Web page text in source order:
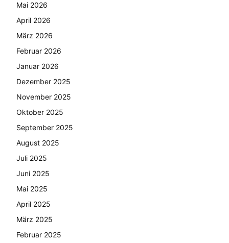
Mai 2026
April 2026
März 2026
Februar 2026
Januar 2026
Dezember 2025
November 2025
Oktober 2025
September 2025
August 2025
Juli 2025
Juni 2025
Mai 2025
April 2025
März 2025
Februar 2025